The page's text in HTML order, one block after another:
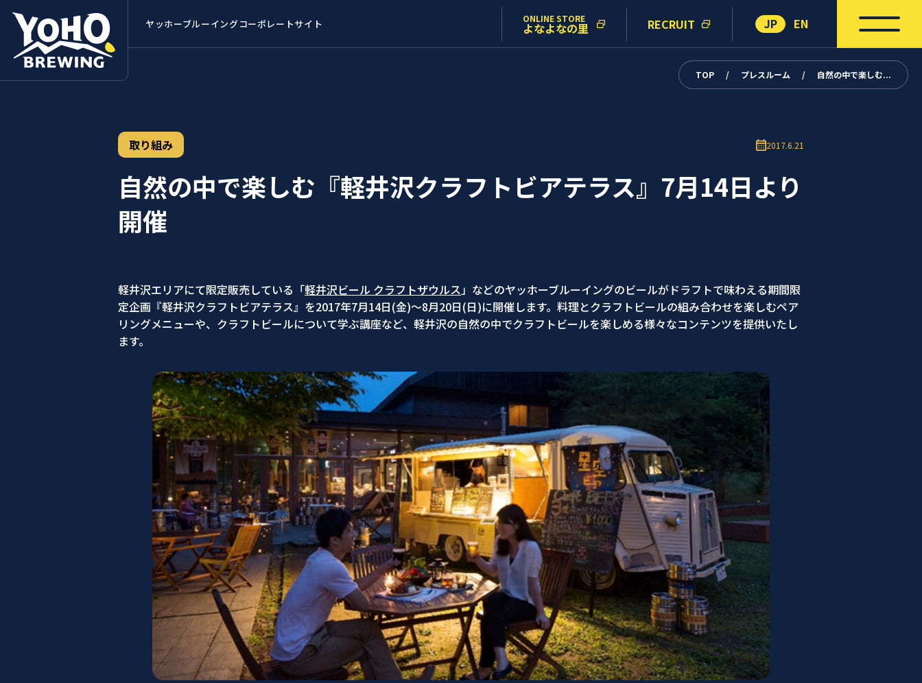
ヤッホーブルーイングコーポレートサイト ONLINE STORE
よなよなの里 RECRUIT JP EN
取り組み 2017.6.21
TOP / プレスルーム / 自然の中で楽しむ...
自然の中で楽しむ『軽井沢クラフトビアテラス』7月14日より
開催
軽井沢エリアにて限定販売している「軽井沢ビール クラフトザウルス」などのヤッホーブルーイングのビールがドラフトで味わえる期間限
定企画『軽井沢クラフトビアテラス』を2017年7月14日(金)～8月20日(日)に開催します。料理とクラフトビールの組み合わせを楽しむペア
リングメニューや、クラフトビールについて学ぶ講座など、軽井沢の自然の中でクラフトビールを楽しめる様々なコンテンツを提供いたし
ます。